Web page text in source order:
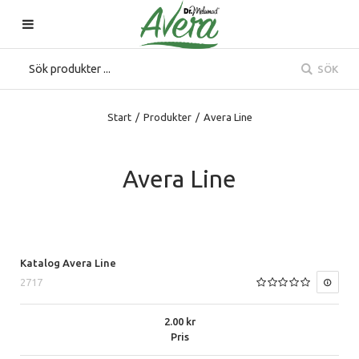
SÖK
Start / Produkter / Avera Line
Avera Line
Katalog Avera Line
2717
Pris
2.00